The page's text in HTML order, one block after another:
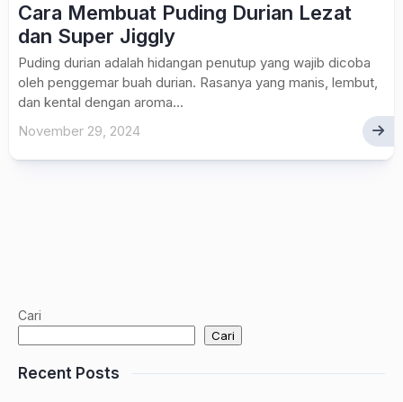
Cara Membuat Puding Durian Lezat
dan Super Jiggly
Puding durian adalah hidangan penutup yang wajib dicoba
oleh penggemar buah durian. Rasanya yang manis, lembut,
dan kental dengan aroma...
November 29, 2024
Cari
Cari
Recent Posts